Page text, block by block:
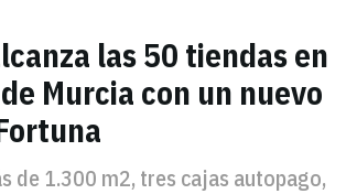
las 50 tiendas en
Murcia con un nuevo
de 1.300 m2, tres cajas autopago,